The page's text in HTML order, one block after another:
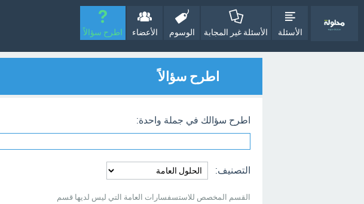
الأسئلة الأسئلة غير المجابة الوسوم الأعضاء اطرح سؤالاً
اطرح سؤالاً
اطرح سؤالك في جملة واحدة:
التصنيف:
القسم المخصص للاستسفسارات العامة التي ليس لديها قسم